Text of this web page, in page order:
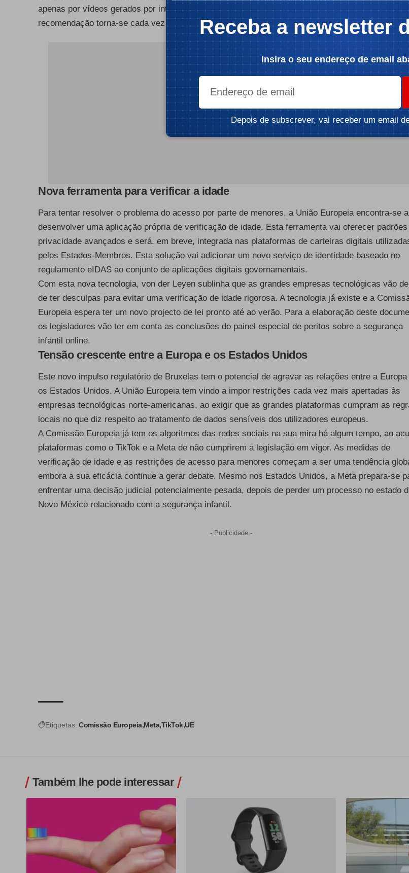
apenas por vídeos gerados por inteligência artificial
, a pressão regulatória sobre os algoritmos de
recomendação torna-se cada vez mais urgente para os legisladores europeus.
- Publicidade -
Nova ferramenta para verificar a idade
Para tentar resolver o problema do acesso por parte de menores, a União Europeia encontra-se a
desenvolver uma aplicação própria de verificação de idade. Esta ferramenta vai oferecer padrões
privacidade avançados e será, em breve, integrada nas plataformas de carteiras digitais
pelos Estados-Membros. Esta solução vai adicionar um novo serviço de identidade baseado no
regulamento eIDAS ao conjunto de aplicações digitais governamentais.
Com esta nova tecnologia, von der Leyen sublinha que as grandes empresas tecnológicas vão
de ter desculpas para evitar uma verificação de idade rigorosa. A tecnologia já existe e a
Europeia espera ter um novo projecto de lei pronto até ao verão. Para a elaboração deste
os legisladores vão ter em conta as conclusões do painel especial de peritos sobre a segurança
infantil online.
Tensão crescente entre a Europa e os Estados Unidos
Este novo impulso regulatório de Bruxelas tem o potencial de agravar as relações entre a Europa
os Estados Unidos. A União Europeia tem vindo a impor restrições cada vez mais apertadas às
empresas tecnológicas norte-americanas, ao exigir que as grandes plataformas cumpram as
locais no que diz respeito ao tratamento de dados sensíveis dos utilizadores europeus.
A Comissão Europeia já tem os algoritmos das redes sociais na sua mira há algum tempo, ao
plataformas como o TikTok e a Meta de não cumprirem a legislação em vigor. As medidas de
verificação de idade e as restrições de acesso para menores começam a ser uma tendência
embora a sua eficácia continue a gerar debate. Mesmo nos Estados Unidos, a Meta prepara-se
enfrentar uma decisão judicial potencialmente pesada, depois de perder um processo no estado
Novo México relacionado com a segurança infantil.
- Publicidade -
Etiquetas: Comissão Europeia Meta TikTok UE
Também lhe pode interessar
Receba a newsletter
Insira o seu endereço de email
Depois de subscrever, vai receber um email